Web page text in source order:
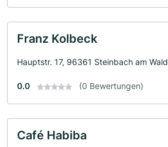
Franz Kolbeck
Hauptstr. 17, 96361 Steinbach am Wald
0.0 (0 Bewertungen)
Café Habiba